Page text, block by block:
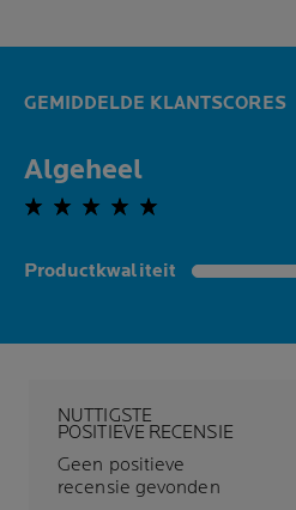
GEMIDDELDE KLANTSCORES
Algeheel
0,0 out of 5 stars
Productkwaliteit
0,0 out of 5 stars
NUTTIGSTE
POSITIEVE RECENSIE
Geen positieve
recensie gevonden